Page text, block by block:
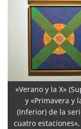
«Verano y la X»
y «Primavera y
(Inferior) de la
cuatro